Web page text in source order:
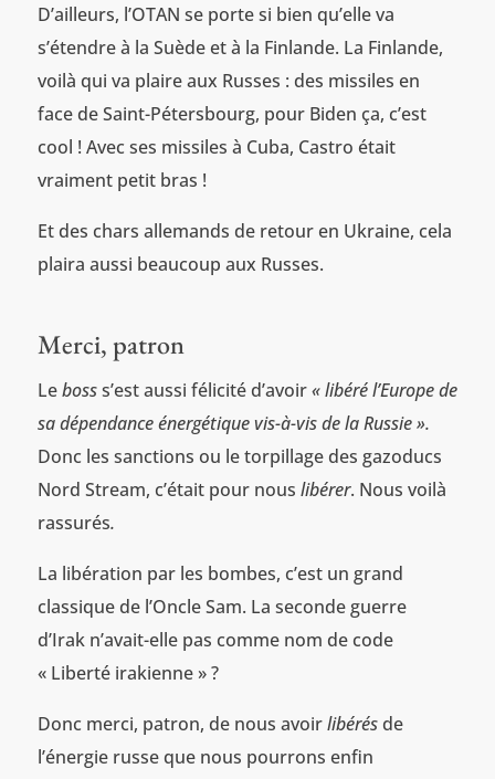
D’ailleurs, l’OTAN se porte si bien qu’elle va
s’étendre à la Suède et à la Finlande. La Finlande,
voilà qui va plaire aux Russes : des missiles en
face de Saint-Pétersbourg, pour Biden ça, c’est
cool ! Avec ses missiles à Cuba, Castro était
vraiment petit bras !
Et des chars allemands de retour en Ukraine, cela
plaira aussi beaucoup aux Russes.
Merci, patron
Lebosss’est aussi félicité d’avoir« libéré l’Europe de
sa dépendance énergétique vis-à-vis de la Russie ».
Donc les sanctions ou le torpillage des gazoducs
Nord Stream, c’était pour nous libérer. Nous voilà
rassurés.
La libération par les bombes, c’est un grand
classique de l’Oncle Sam. La seconde guerre
d’Irak n’avait-elle pas comme nom de code
« Liberté irakienne » ?
Donc merci, patron, de nous avoirlibérésde
l’énergie russe que nous pourrons enfin